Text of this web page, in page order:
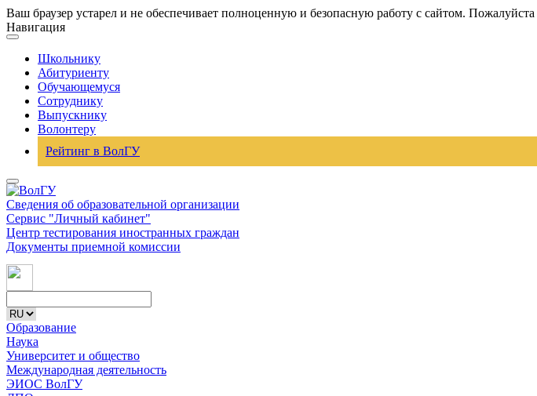
Ваш браузер устарел и не обеспечивает полноценную и безопасную работу с сайтом. Пожалуйста
Навигация
Школьнику
Абитуриенту
Обучающемуся
Сотруднику
Выпускнику
Волонтеру
Рейтинг в ВолГУ
Сведения об образовательной организации
Сервис "Личный кабинет"
Центр тестирования иностранных граждан
Документы приемной комиссии
Образование
Наука
Университет и общество
Международная деятельность
ЭИОС ВолГУ